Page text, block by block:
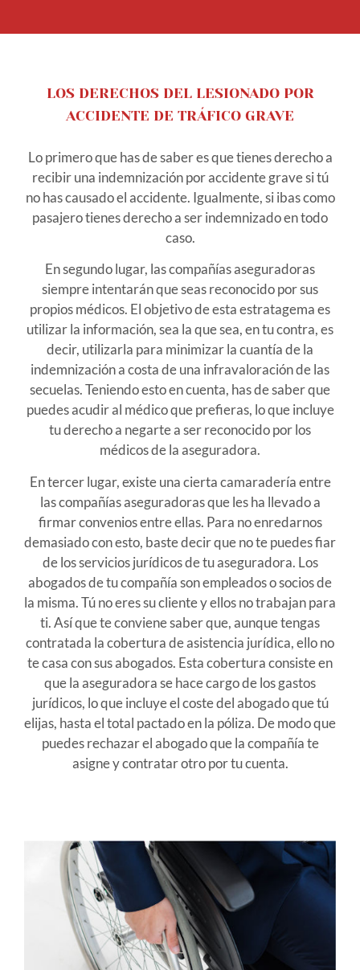
LOS DERECHOS DEL LESIONADO POR
ACCIDENTE DE TRÁFICO GRAVE
Lo primero que has de saber es que tienes derecho a
recibir una indemnización por accidente grave si tú
no has causado el accidente. Igualmente, si ibas como
pasajero tienes derecho a ser indemnizado en todo
caso.
En segundo lugar, las compañías aseguradoras
siempre intentarán que seas reconocido por sus
propios médicos. El objetivo de esta estratagema es
utilizar la información, sea la que sea, en tu contra, es
decir, utilizarla para minimizar la cuantía de la
indemnización a costa de una infravaloración de las
secuelas. Teniendo esto en cuenta, has de saber que
puedes acudir al médico que prefieras, lo que incluye
tu derecho a negarte a ser reconocido por los
médicos de la aseguradora.
En tercer lugar, existe una cierta camaradería entre
las compañías aseguradoras que les ha llevado a
firmar convenios entre ellas. Para no enredarnos
demasiado con esto, baste decir que no te puedes fiar
de los servicios jurídicos de tu aseguradora. Los
abogados de tu compañía son empleados o socios de
la misma. Tú no eres su cliente y ellos no trabajan para
ti. Así que te conviene saber que, aunque tengas
contratada la cobertura de asistencia jurídica, ello no
te casa con sus abogados. Esta cobertura consiste en
que la aseguradora se hace cargo de los gastos
jurídicos, lo que incluye el coste del abogado que tú
elijas, hasta el total pactado en la póliza. De modo que
puedes rechazar el abogado que la compañía te
asigne y contratar otro por tu cuenta.